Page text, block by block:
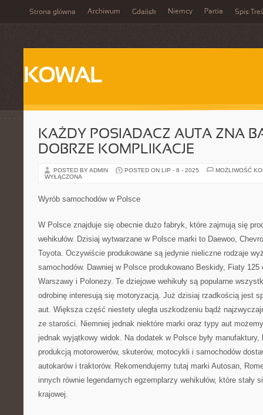
Strona główna Archiwum Gdańsk Niemcy Partia Spis
KOWAL
KAŻDY POSIADACZ AUTA ZNA
DOBRZE KOMPLIKACJE
POSTED BY ADMIN POSTED ON LIP - 8 - 2025
MOŻLIWOŚĆ
WYŁĄCZONA
Wyrób samochodów w Polsce
W Polsce znajduje się obecnie dużo fabryk, które zajmują się
wehikułów. Dzisiaj wytwarzane w Polsce marki to Daewoo,
Toyota. Oczywiście produkowane są jedynie nieliczne rodzaje
samochodów. Dawniej w Polsce produkowano Beskidy, Fiaty 125
Warszawy i Polonezy. Te dziejowe wehikuły są popularne
odrobinę interesują się motoryzacją. Już dzisiaj rzadkością jest
aut. Większa część niestety uległa uszkodzeniu bądź
ze starości. Niemniej jednak niektóre marki oraz typy aut
jednak wyjątkowy widok. Na dodatek w Polsce były manufaktury,
produkcją motorowerów, skuterów, motocykli i samochodów
autokarów i traktorów. Rekomendujemy tutaj marki Autosan,
innych równie legendarnych egzemplarzy wehikułów, które stały
krajowej.